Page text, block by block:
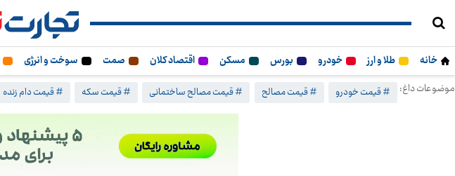
خانه طلا و ارز خودرو بورس مسکن اقتصاد کلان صمت سوخت و انرژی
موضوعات داغ:
# قیمت خودرو # قیمت مصالح # قیمت مصالح ساختمانی # قیمت سکه # قیمت دام زنده